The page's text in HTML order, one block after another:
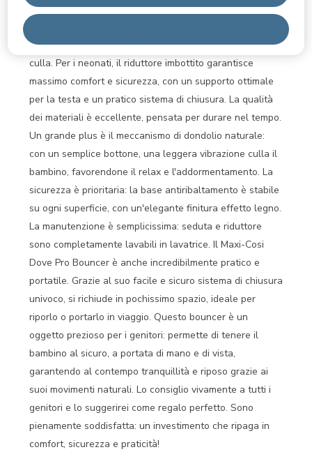
curatissime. La struttura in grigio graphite si abbina a
avvolge delicatamente ogni bambino, quasi fosse una
culla. Per i neonati, il riduttore imbottito garantisce
massimo comfort e sicurezza, con un supporto ottimale
per la testa e un pratico sistema di chiusura. La qualità
dei materiali è eccellente, pensata per durare nel tempo.
Un grande plus è il meccanismo di dondolio naturale:
con un semplice bottone, una leggera vibrazione culla il
bambino, favorendone il relax e l'addormentamento. La
sicurezza è prioritaria: la base antiribaltamento è stabile
su ogni superficie, con un'elegante finitura effetto legno.
La manutenzione è semplicissima: seduta e riduttore
sono completamente lavabili in lavatrice. Il Maxi-Cosi
Dove Pro Bouncer è anche incredibilmente pratico e
portatile. Grazie al suo facile e sicuro sistema di chiusura
univoco, si richiude in pochissimo spazio, ideale per
riporlo o portarlo in viaggio. Questo bouncer è un
oggetto prezioso per i genitori: permette di tenere il
bambino al sicuro, a portata di mano e di vista,
garantendo al contempo tranquillità e riposo grazie ai
suoi movimenti naturali. Lo consiglio vivamente a tutti i
genitori e lo suggerirei come regalo perfetto. Sono
pienamente soddisfatta: un investimento che ripaga in
comfort, sicurezza e praticità!